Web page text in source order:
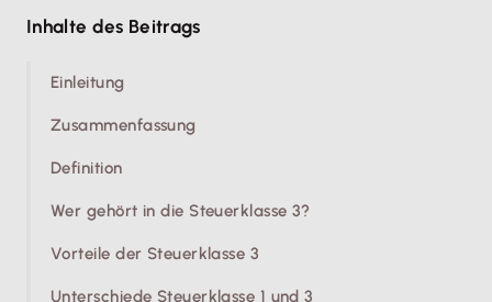
Inhalte des Beitrags
Einleitung
Zusammenfassung
Definition
Wer gehört in die Steuerklasse 3?
Vorteile der Steuerklasse 3
Unterschiede Steuerklasse 1 und 3